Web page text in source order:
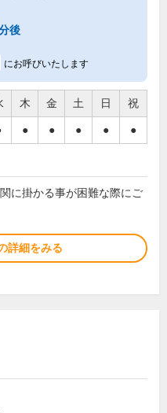
後
にお呼びいたします
木 金 土 日 祝
● ● ● ● ●
に掛かる事が困難な際にご
詳細をみる